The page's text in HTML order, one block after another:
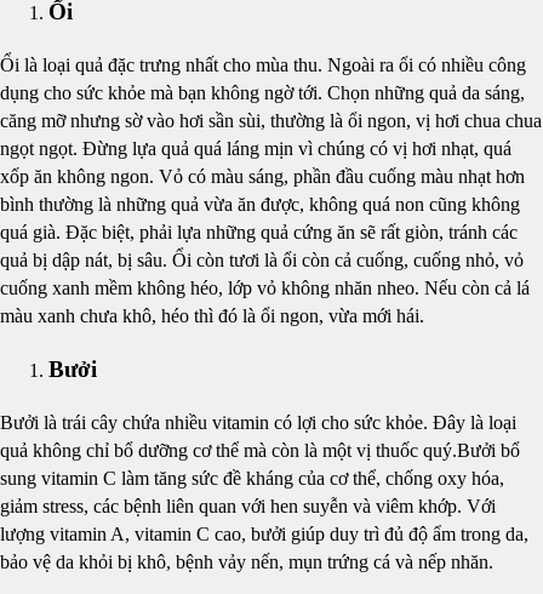
Ổi
Ổi là loại quả đặc trưng nhất cho mùa thu. Ngoài ra ổi có nhiều công
dụng cho sức khỏe mà bạn không ngờ tới. Chọn những quả da sáng,
căng mỡ nhưng sờ vào hơi sần sùi, thường là ổi ngon, vị hơi chua chua
ngọt ngọt. Đừng lựa quả quá láng mịn vì chúng có vị hơi nhạt, quá
xốp ăn không ngon. Vỏ có màu sáng, phần đầu cuống màu nhạt hơn
bình thường là những quả vừa ăn được, không quá non cũng không
quá già. Đặc biệt, phải lựa những quả cứng ăn sẽ rất giòn, tránh các
quả bị dập nát, bị sâu. Ổi còn tươi là ổi còn cả cuống, cuống nhỏ, vỏ
cuống xanh mềm không héo, lớp vỏ không nhăn nheo. Nếu còn cả lá
màu xanh chưa khô, héo thì đó là ổi ngon, vừa mới hái.
Bưởi
Bưởi là trái cây chứa nhiều vitamin có lợi cho sức khỏe. Đây là loại
quả không chỉ bổ dưỡng cơ thể mà còn là một vị thuốc quý.Bưởi bổ
sung vitamin C làm tăng sức đề kháng của cơ thể, chống oxy hóa,
giảm stress, các bệnh liên quan với hen suyễn và viêm khớp. Với
lượng vitamin A, vitamin C cao, bưởi giúp duy trì đủ độ ẩm trong da,
bảo vệ da khỏi bị khô, bệnh vảy nến, mụn trứng cá và nếp nhăn.